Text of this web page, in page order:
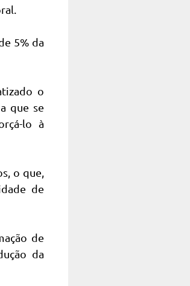
5% da
o
que se
lo à
o que,
de
de
da